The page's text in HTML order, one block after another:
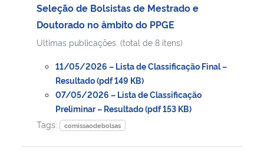
Secretaria-Geral
Secretaria de Governo
Gabinete de Segurança Institucional
Seleção de Bolsistas de Mestrado e
Doutorado no âmbito do PPGE
Ultimas publicações: (total de 8 itens)
11/05/2026 – Lista de Classificação Final –
Resultado (pdf 149 KB)
07/05/2026 – Lista de Classificação
Preliminar – Resultado (pdf 153 KB)
Tags:
comissaodebolsas